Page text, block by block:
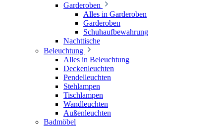
Garderoben
Alles in Garderoben
Garderoben
Schuhaufbewahrung
Nachttische
Beleuchtung
Alles in Beleuchtung
Deckenleuchten
Pendelleuchten
Stehlampen
Tischlampen
Wandleuchten
Außenleuchten
Badmöbel